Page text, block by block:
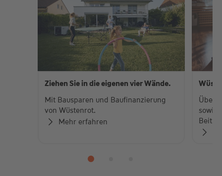
Ziehen Sie in die eigenen vier Wände.
Mit Bausparen und Baufinanzierung
von Wüstenrot.
Mehr erfahren
Über
sowie